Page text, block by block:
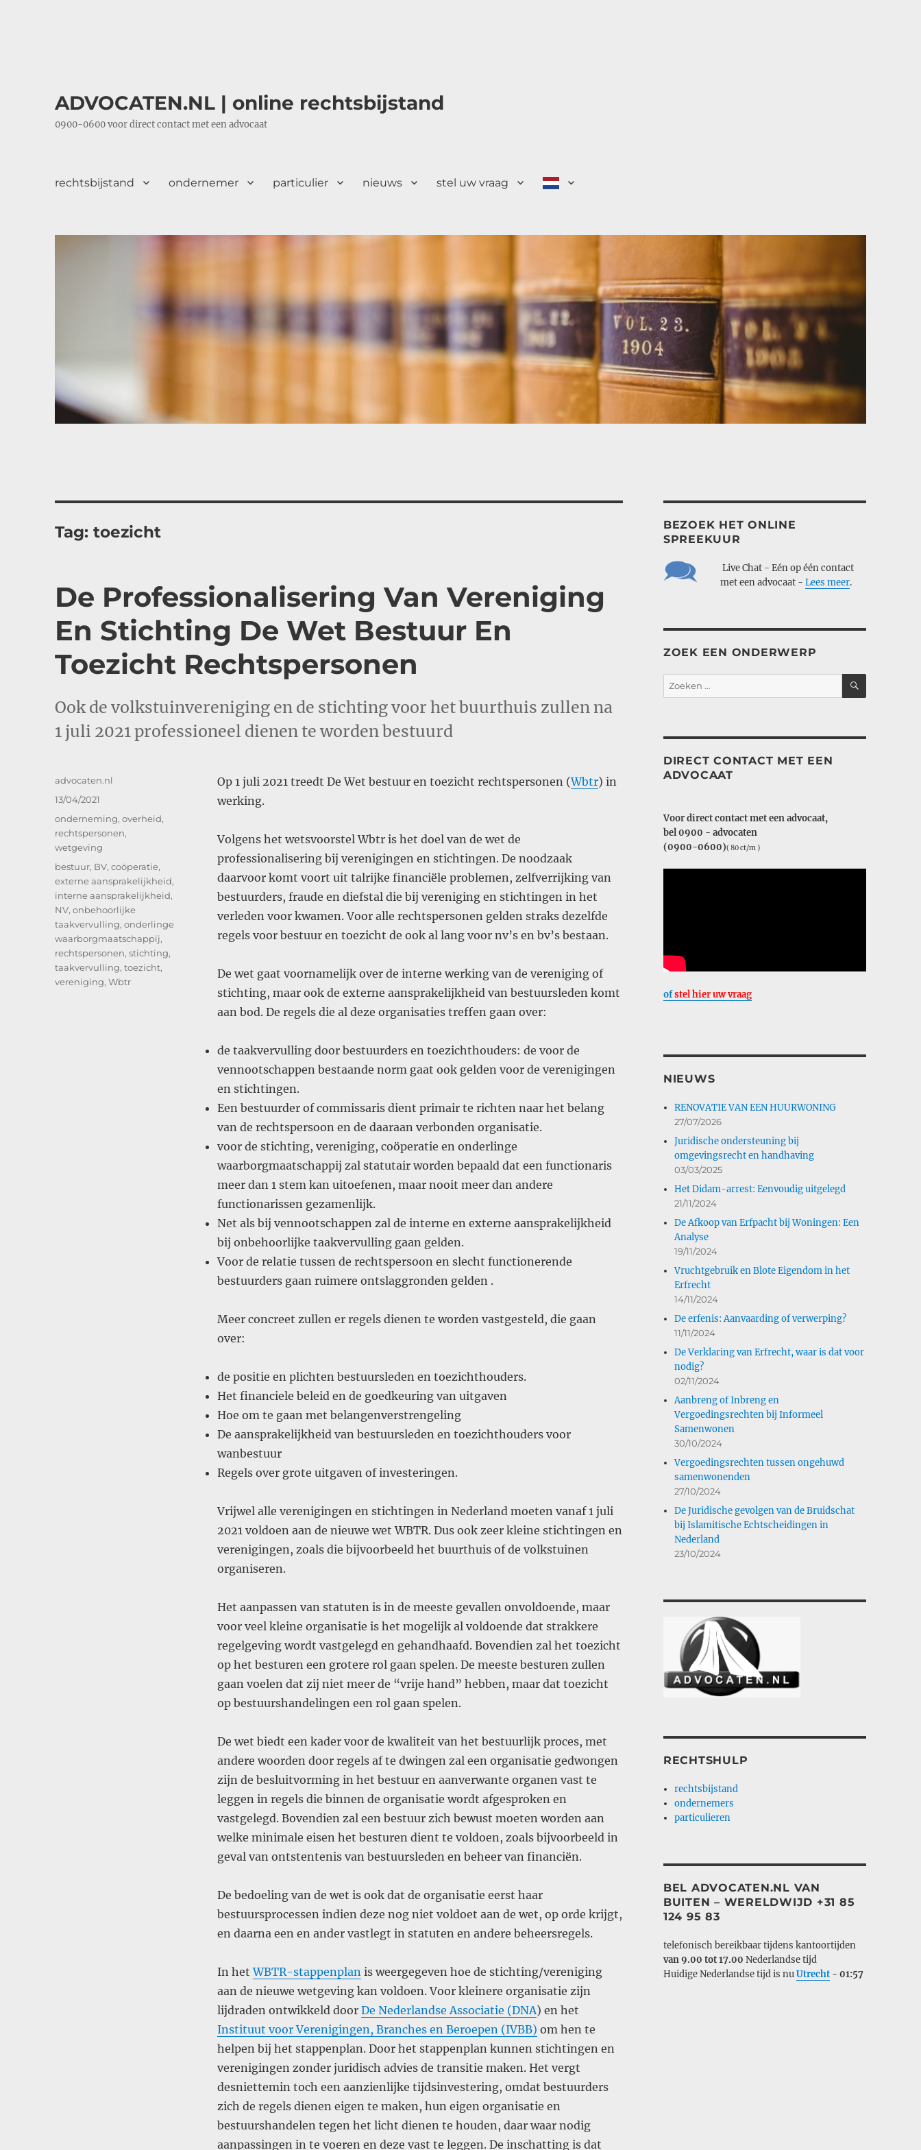
ADVOCATEN.NL | online rechtsbijstand
0900-0600 voor direct contact met een advocaat
rechtsbijstand ondernemer particulier nieuws stel uw vraag
Tag:toezicht
De Professionalisering Van Vereniging
En Stichting De Wet Bestuur En
Toezicht Rechtspersonen
Ook de volkstuinvereniging en de stichting voor het buurthuis zullen na
1 juli 2021 professioneel dienen te worden bestuurd
Op 1 juli 2021 treedt De Wet bestuur en toezicht rechtspersonen (Wbtr) in
werking.
Volgens het wetsvoorstel Wbtr is het doel van de wet de
professionalisering bij verenigingen en stichtingen. De noodzaak
daarvoor komt voort uit talrijke financiële problemen, zelfverrijking van
bestuurders, fraude en diefstal die bij vereniging en stichtingen in het
verleden voor kwamen. Voor alle rechtspersonen gelden straks dezelfde
regels voor bestuur en toezicht de ook al lang voor nv’s en bv’s bestaan.
De wet gaat voornamelijk over de interne werking van de vereniging of
stichting, maar ook de externe aansprakelijkheid van bestuursleden komt
aan bod. De regels die al deze organisaties treffen gaan over:
de taakvervulling door bestuurders en toezichthouders: de voor de
vennootschappen bestaande norm gaat ook gelden voor de verenigingen
en stichtingen.
Een bestuurder of commissaris dient primair te richten naar het belang
van de rechtspersoon en de daaraan verbonden organisatie.
voor de stichting, vereniging, coöperatie en onderlinge
waarborgmaatschappij zal statutair worden bepaald dat een functionaris
meer dan 1 stem kan uitoefenen, maar nooit meer dan andere
functionarissen gezamenlijk.
Net als bij vennootschappen zal de interne en externe aansprakelijkheid
bij onbehoorlijke taakvervulling gaan gelden.
Voor de relatie tussen de rechtspersoon en slecht functionerende
bestuurders gaan ruimere ontslaggronden gelden .
Meer concreet zullen er regels dienen te worden vastgesteld, die gaan
over:
de positie en plichten bestuursleden en toezichthouders.
Het financiele beleid en de goedkeuring van uitgaven
Hoe om te gaan met belangenverstrengeling
De aansprakelijkheid van bestuursleden en toezichthouders voor
wanbestuur
Regels over grote uitgaven of investeringen.
Vrijwel alle verenigingen en stichtingen in Nederland moeten vanaf 1 juli
2021 voldoen aan de nieuwe wet WBTR. Dus ook zeer kleine stichtingen en
verenigingen, zoals die bijvoorbeeld het buurthuis of de volkstuinen
organiseren.
Het aanpassen van statuten is in de meeste gevallen onvoldoende, maar
voor veel kleine organisatie is het mogelijk al voldoende dat strakkere
regelgeving wordt vastgelegd en gehandhaafd. Bovendien zal het toezicht
op het besturen een grotere rol gaan spelen. De meeste besturen zullen
gaan voelen dat zij niet meer de “vrije hand” hebben, maar dat toezicht
op bestuurshandelingen een rol gaan spelen.
De wet biedt een kader voor de kwaliteit van het bestuurlijk proces, met
andere woorden door regels af te dwingen zal een organisatie gedwongen
zijn de besluitvorming in het bestuur en aanverwante organen vast te
leggen in regels die binnen de organisatie wordt afgesproken en
vastgelegd. Bovendien zal een bestuur zich bewust moeten worden aan
welke minimale eisen het besturen dient te voldoen, zoals bijvoorbeeld in
geval van ontstentenis van bestuursleden en beheer van financiën.
De bedoeling van de wet is ook dat de organisatie eerst haar
bestuursprocessen indien deze nog niet voldoet aan de wet, op orde krijgt,
en daarna een en ander vastlegt in statuten en andere beheersregels.
In hetWBTR-stappenplanis weergegeven hoe de stichting/vereniging
aan de nieuwe wetgeving kan voldoen. Voor kleinere organisatie zijn
lijdraden ontwikkeld door De Nederlandse Associatie (DNA) en het
Instituut voor Verenigingen, Branches en Beroepen (IVBB) om hen te
helpen bij het stappenplan. Door het stappenplan kunnen stichtingen en
verenigingen zonder juridisch advies de transitie maken. Het vergt
desniettemin toch een aanzienlijke tijdsinvestering, omdat bestuurders
zich de regels dienen eigen te maken, hun eigen organisatie en
bestuurshandelen tegen het licht dienen te houden, daar waar nodig
aanpassingen in te voeren en deze vast te leggen. De inschatting is dat
Auteur
advocaten.nl
Geplaatst
13/04/2021
Categorieën
onderneming,overheid,
rechtspersonen,
wetgeving
Tags
bestuur, BV,coöperatie,
externe aansprakelijkheid,
interne aansprakelijkheid,
NV,onbehoorlijke
taakvervulling,onderlinge
waarborgmaatschappij,
rechtspersonen,stichting,
taakvervulling,toezicht,
vereniging,Wbtr
BEZOEK HET ONLINE
SPREEKUUR
Live Chat - Eén op één contact
met een advocaat - Lees meer.
ZOEK EEN ONDERWERP
Zoeken
naar:
ZOEKEN
DIRECT CONTACT MET EEN
ADVOCAAT
Voor direct contact met een advocaat,
bel 0900 - advocaten
(0900-0600)( 80 ct/m )
ofstel hier uw vraag
NIEUWS
RENOVATIE VAN EEN HUURWONING
27/07/2026
Juridische ondersteuning bij
omgevingsrecht en handhaving
03/03/2025
Het Didam-arrest: Eenvoudig uitgelegd
21/11/2024
De Afkoop van Erfpacht bij Woningen: Een
Analyse
19/11/2024
Vruchtgebruik en Blote Eigendom in het
Erfrecht
14/11/2024
De erfenis: Aanvaarding of verwerping?
11/11/2024
De Verklaring van Erfrecht, waar is dat voor
nodig?
02/11/2024
Aanbreng of Inbreng en
Vergoedingsrechten bij Informeel
Samenwonen
30/10/2024
Vergoedingsrechten tussen ongehuwd
samenwonenden
27/10/2024
De Juridische gevolgen van de Bruidschat
bij Islamitische Echtscheidingen in
Nederland
23/10/2024
RECHTSHULP
rechtsbijstand
ondernemers
particulieren
BEL ADVOCATEN.NL VAN
BUITEN – WERELDWIJD +31 85
124 95 83
telefonisch bereikbaar tijdens kantoortijden
van 9.00 tot 17.00 Nederlandse tijd
Huidige Nederlandse tijd is nuUtrecht- 01:57